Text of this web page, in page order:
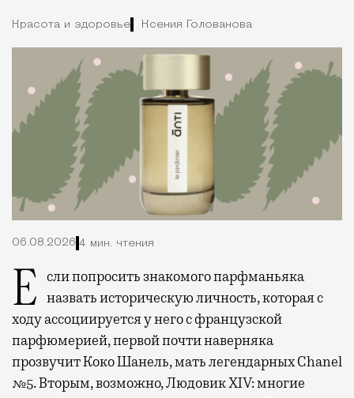
Красота и здоровье Ксения Голованова
06.08.2026 4 мин. чтения
Если попросить знакомого парфманьяка назвать историческую личность, которая с
ходу ассоциируется у него с французской
парфюмерией, первой почти наверняка
прозвучит Коко Шанель, мать легендарных Chanel
№5. Вторым, возможно, Людовик XIV: многие